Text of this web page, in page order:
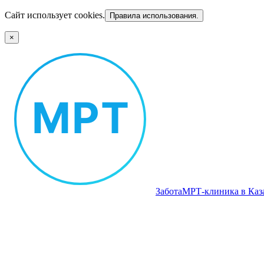
Сайт использует cookies. Правила использования.
×
ЗаботаМРТ‑клиника в